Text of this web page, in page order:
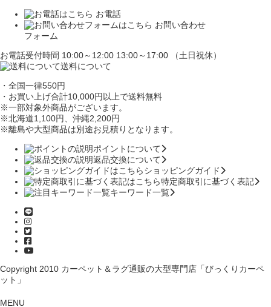
お電話
お問い合わせ
フォーム
お電話受付時間 10:00～12:00 13:00～17:00 （土日祝休）
送料について
・全国一律550円
・お買い上げ合計10,000円 以上で送料無料
※一部対象外商品がございます。
※北海道1,100円
、沖縄2,200円
※離島や大型商品は別途お見積りとなります。
ポイントについて
返品交換について
ショッピングガイド
特定商取引に基づく表記
キーワード一覧
Copyright 2010 カーペット＆ラグ通販の大型専門店「びっくりカーペ
ット」
MENU